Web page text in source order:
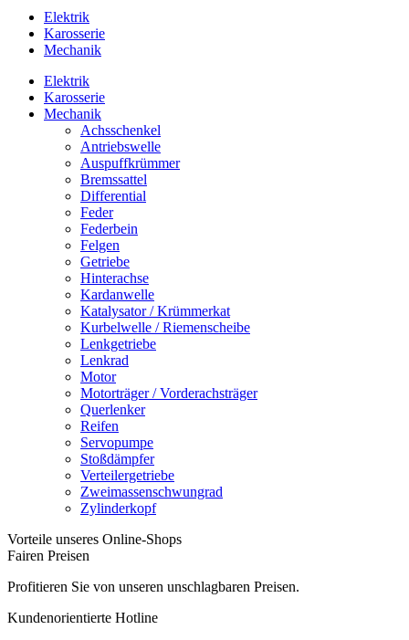
Elektrik
Karosserie
Mechanik
Elektrik
Karosserie
Mechanik
Achsschenkel
Antriebswelle
Auspuffkrümmer
Bremssattel
Differential
Feder
Federbein
Felgen
Getriebe
Hinterachse
Kardanwelle
Katalysator / Krümmerkat
Kurbelwelle / Riemenscheibe
Lenkgetriebe
Lenkrad
Motor
Motorträger / Vorderachsträger
Querlenker
Reifen
Servopumpe
Stoßdämpfer
Verteilergetriebe
Zweimassenschwungrad
Zylinderkopf
Vorteile unseres Online-Shops
Fairen Preisen
Profitieren Sie von unseren unschlagbaren Preisen.
Kundenorientierte Hotline